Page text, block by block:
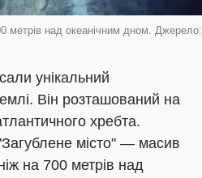
метрів над океанічним дном. Джерело:
унікальний
Він розташований на
хребта.
місто" — масив
на 700 метрів над